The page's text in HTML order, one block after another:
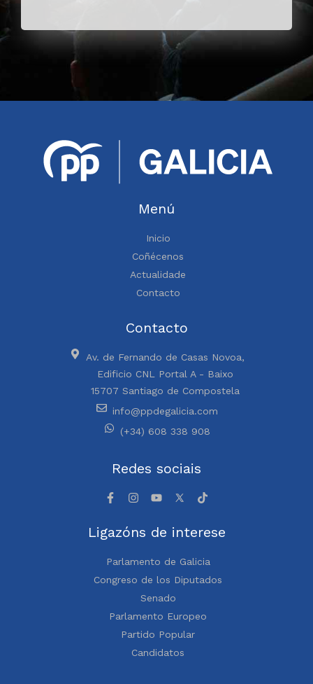
Menú
Inicio
Coñécenos
Actualidade
Contacto
Contacto
Av. de Fernando de Casas Novoa,
Edificio CNL Portal A - Baixo
15707 Santiago de Compostela
info@ppdegalicia.com
(+34) 608 338 908
Redes sociais
Ligazóns de interese
Parlamento de Galicia
Congreso de los Diputados
Senado
Parlamento Europeo
Partido Popular
Candidatos